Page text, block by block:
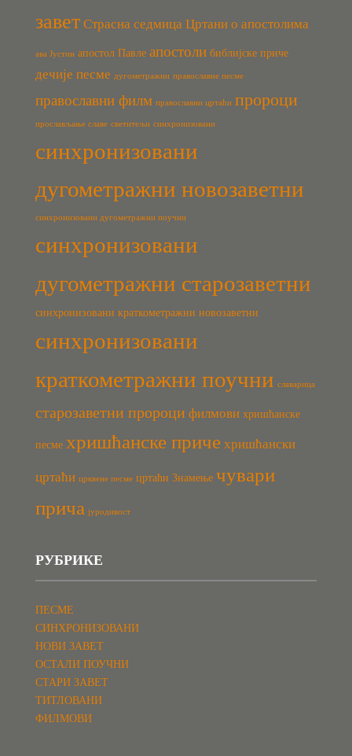
завет Страсна седмица Цртани о апостолима
ава Јустин апостол Павле апостоли библијске приче
дечије песме дугометражни православне песме
православни филм православни цртаћи пророци
прослављање славе светитељи синхронизовани
синхронизовани
дугометражни новозаветни
синхронизовани дугометражни поучни
синхронизовани
дугометражни старозаветни
синхронизовани краткометражни новозаветни
синхронизовани
краткометражни поучни славарица
старозаветни пророци филмови хришћанске
песме хришћанске приче хришћански
цртаћи црквене песме цртаћи Знамење чувари
прича јуродивост
РУБРИКЕ
ПЕСМЕ
СИНХРОНИЗОВАНИ
НОВИ ЗАВЕТ
ОСТАЛИ ПОУЧНИ
СТАРИ ЗАВЕТ
ТИТЛОВАНИ
ФИЛМОВИ